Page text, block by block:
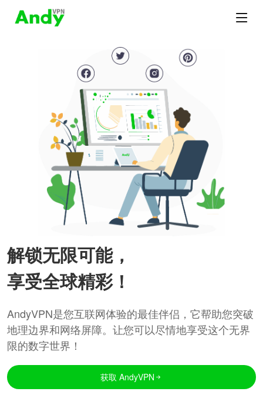
解锁无限可能，
享受全球精彩！
AndyVPN是您互联网体验的最佳伴侣，它帮助您突破
地理边界和网络屏障。让您可以尽情地享受这个无界
限的数字世界！
获取 AndyVPN